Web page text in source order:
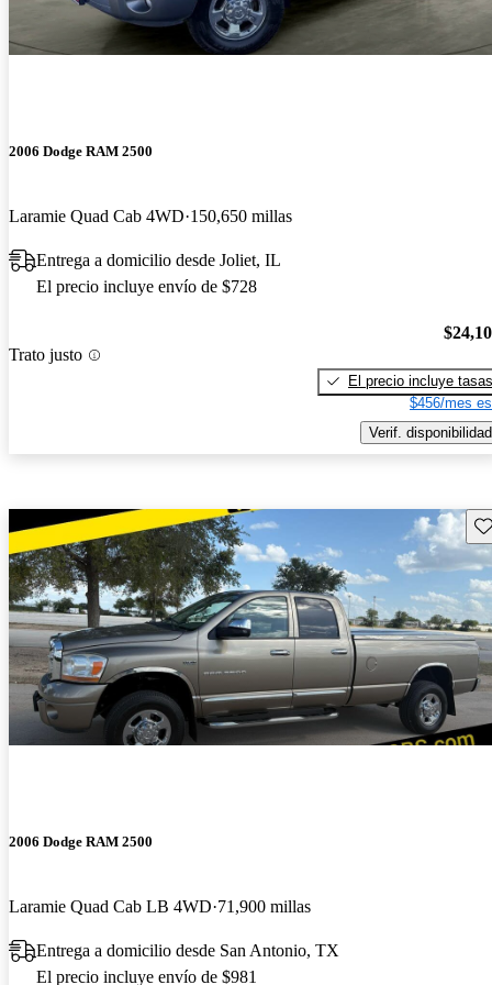
2006 Dodge RAM 2500
Laramie Quad Cab 4WD 150,650 millas
Entrega a domicilio desde Joliet, IL
El precio incluye envío de $728
Trato justo
El precio incluye tasas
$456/mes
Verif. disponibilidad
2006 Dodge RAM 2500
Laramie Quad Cab LB 4WD 71,900 millas
Entrega a domicilio desde San Antonio, TX
El precio incluye envío de $981